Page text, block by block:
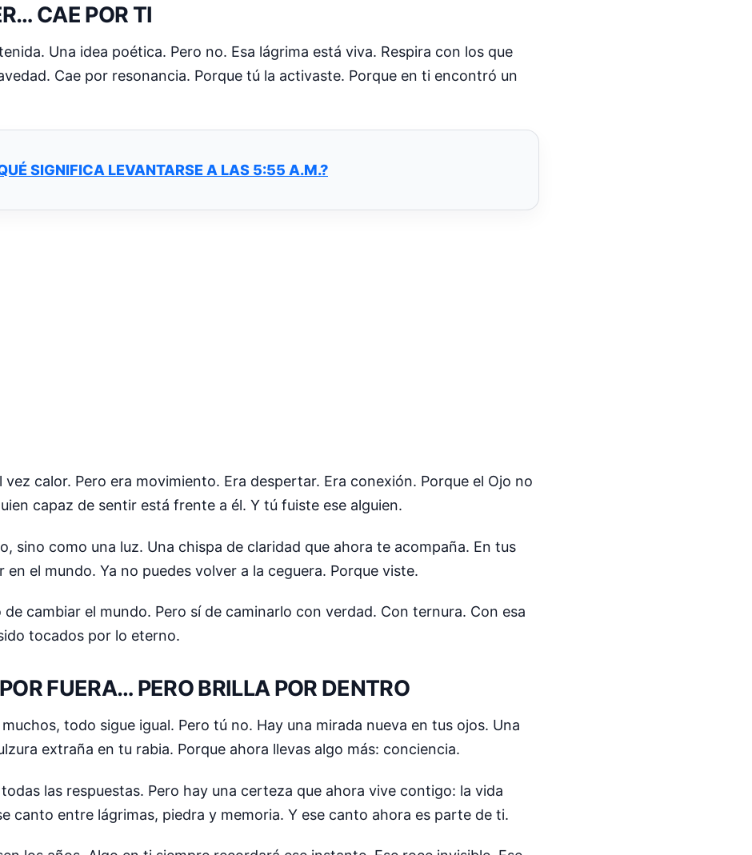
CAE POR TI
Una idea poética. Pero no. Esa lágrima está viva. Respira con los que
Cae por resonancia. Porque tú la activaste. Porque en ti encontró un
SIGNIFICA LEVANTARSE A LAS 5:55 A.M.?
calor. Pero era movimiento. Era despertar. Era conexión. Porque el Ojo no
capaz de sentir está frente a él. Y tú fuiste ese alguien.
sino como una luz. Una chispa de claridad que ahora te acompaña. En tus
el mundo. Ya no puedes volver a la ceguera. Porque viste.
cambiar el mundo. Pero sí de caminarlo con verdad. Con ternura. Con esa
tocados por lo eterno.
FUERA… PERO BRILLA POR DENTRO
todo sigue igual. Pero tú no. Hay una mirada nueva en tus ojos. Una
extraña en tu rabia. Porque ahora llevas algo más: conciencia.
las respuestas. Pero hay una certeza que ahora vive contigo: la vida
canto entre lágrimas, piedra y memoria. Y ese canto ahora es parte de ti.